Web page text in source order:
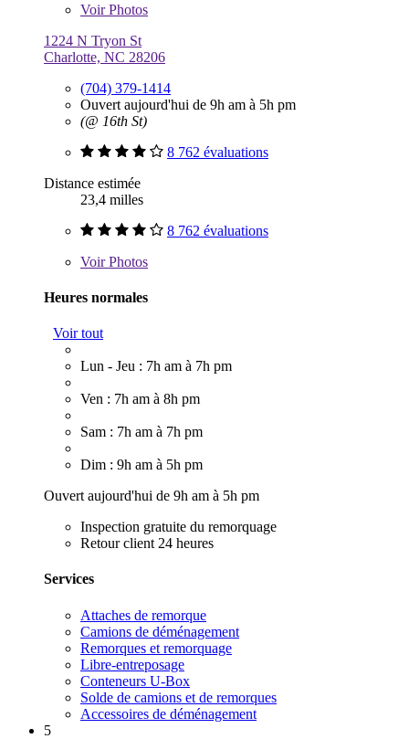
VoirPhotos
1224 N Tryon St
Charlotte, NC 28206
(704) 379-1414
Ouvert aujourd'hui de 9h am à 5h pm
(@ 16th St)
8 762 évaluations
Distance estimée
23,4 milles
8 762 évaluations
VoirPhotos
Heures normales
Voir tout
Lun - Jeu : 7h am à 7h pm
Ven : 7h am à 8h pm
Sam : 7h am à 7h pm
Dim : 9h am à 5h pm
Ouvert aujourd'hui de 9h am à 5h pm
Inspection gratuite du remorquage
Retour client 24 heures
Services
Attaches de remorque
Camions de déménagement
Remorques et remorquage
Libre-entreposage
Conteneurs U-Box
Solde de camions et de remorques
Accessoires de déménagement
5